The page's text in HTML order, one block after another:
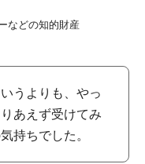
などの知的財産
うよりも、やっ
あえず受けてみ
持ちでした。